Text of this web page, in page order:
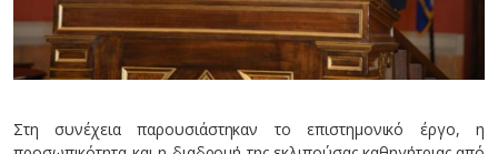
Στη συνέχεια παρουσιάστηκαν το επιστημονικό έργο, η